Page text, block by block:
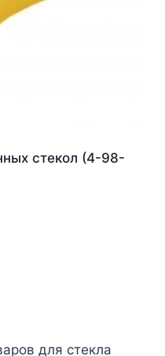
стекол (4-98-
для стекла